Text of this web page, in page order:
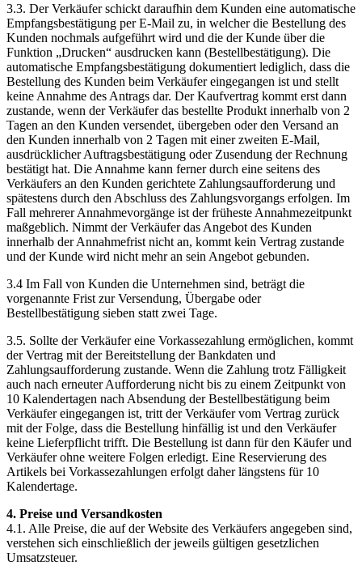
3.3. Der Verkäufer schickt daraufhin dem Kunden eine automatische
Empfangsbestätigung per E-Mail zu, in welcher die Bestellung des
Kunden nochmals aufgeführt wird und die der Kunde über die
Funktion „Drucken“ ausdrucken kann (Bestellbestätigung). Die
automatische Empfangsbestätigung dokumentiert lediglich, dass die
Bestellung des Kunden beim Verkäufer eingegangen ist und stellt
keine Annahme des Antrags dar. Der Kaufvertrag kommt erst dann
zustande, wenn der Verkäufer das bestellte Produkt innerhalb von 2
Tagen an den Kunden versendet, übergeben oder den Versand an
den Kunden innerhalb von 2 Tagen mit einer zweiten E-Mail,
ausdrücklicher Auftragsbestätigung oder Zusendung der Rechnung
bestätigt hat. Die Annahme kann ferner durch eine seitens des
Verkäufers an den Kunden gerichtete Zahlungsaufforderung und
spätestens durch den Abschluss des Zahlungsvorgangs erfolgen. Im
Fall mehrerer Annahmevorgänge ist der früheste Annahmezeitpunkt
maßgeblich. Nimmt der Verkäufer das Angebot des Kunden
innerhalb der Annahmefrist nicht an, kommt kein Vertrag zustande
und der Kunde wird nicht mehr an sein Angebot gebunden.
3.4 Im Fall von Kunden die Unternehmen sind, beträgt die
vorgenannte Frist zur Versendung, Übergabe oder
Bestellbestätigung sieben statt zwei Tage.
3.5. Sollte der Verkäufer eine Vorkassezahlung ermöglichen, kommt
der Vertrag mit der Bereitstellung der Bankdaten und
Zahlungsaufforderung zustande. Wenn die Zahlung trotz Fälligkeit
auch nach erneuter Aufforderung nicht bis zu einem Zeitpunkt von
10 Kalendertagen nach Absendung der Bestellbestätigung beim
Verkäufer eingegangen ist, tritt der Verkäufer vom Vertrag zurück
mit der Folge, dass die Bestellung hinfällig ist und den Verkäufer
keine Lieferpflicht trifft. Die Bestellung ist dann für den Käufer und
Verkäufer ohne weitere Folgen erledigt. Eine Reservierung des
Artikels bei Vorkassezahlungen erfolgt daher längstens für 10
Kalendertage.
4. Preise und Versandkosten
4.1. Alle Preise, die auf der Website des Verkäufers angegeben sind,
verstehen sich einschließlich der jeweils gültigen gesetzlichen
Umsatzsteuer.